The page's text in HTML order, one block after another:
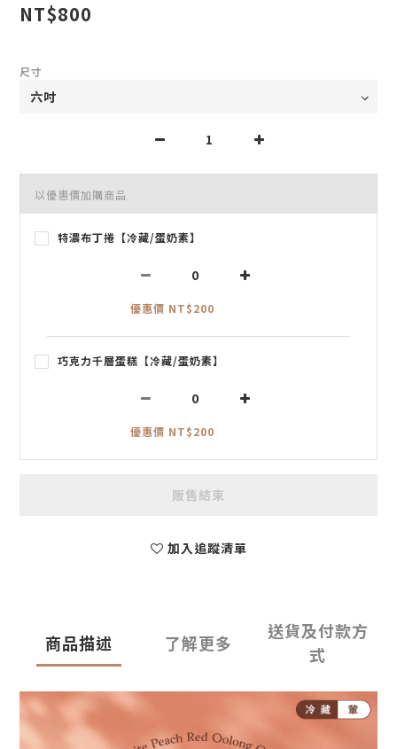
NT$800
尺寸
以優惠價加購商品
特濃布丁捲【冷藏/蛋奶素】
優惠價 NT$200
巧克力千層蛋糕【冷藏/蛋奶素】
優惠價 NT$200
販售結束
加入追蹤清單
商品描述 了解更多
送貨及付款方
式